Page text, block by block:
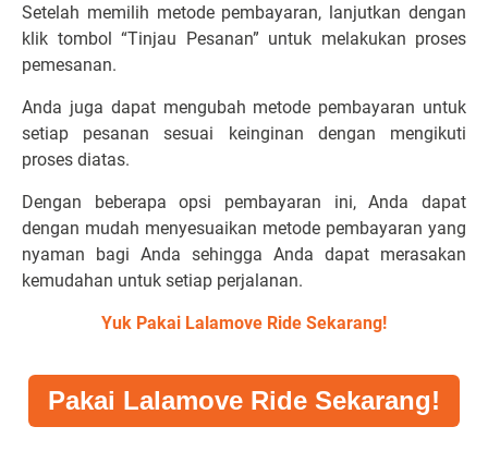
Setelah memilih metode pembayaran, lanjutkan dengan
klik tombol “Tinjau Pesanan” untuk melakukan proses
pemesanan.
Anda juga dapat mengubah metode pembayaran untuk
setiap pesanan sesuai keinginan dengan mengikuti
proses diatas.
Dengan beberapa opsi pembayaran ini, Anda dapat
dengan mudah menyesuaikan metode pembayaran yang
nyaman bagi Anda sehingga Anda dapat merasakan
kemudahan untuk setiap perjalanan.
Yuk Pakai Lalamove Ride Sekarang!
Pakai Lalamove Ride Sekarang!